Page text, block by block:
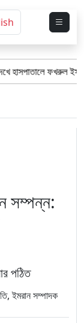
ফখরুল ইসলাম খান
সম্পন্ন:
পঠিত